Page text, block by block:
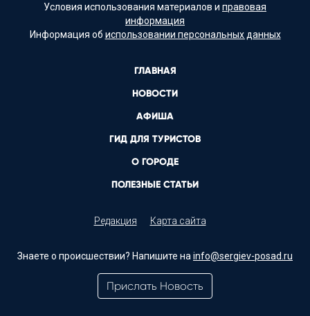
Условия использования материалов и правовая
информация
Информация об использовании персональных данных
ГЛАВНАЯ
НОВОСТИ
АФИША
ГИД ДЛЯ ТУРИСТОВ
О ГОРОДЕ
ПОЛЕЗНЫЕ СТАТЬИ
Редакция Карта сайта
Знаете о происшествии? Напишите на info@sergiev-posad.ru
Прислать Новость